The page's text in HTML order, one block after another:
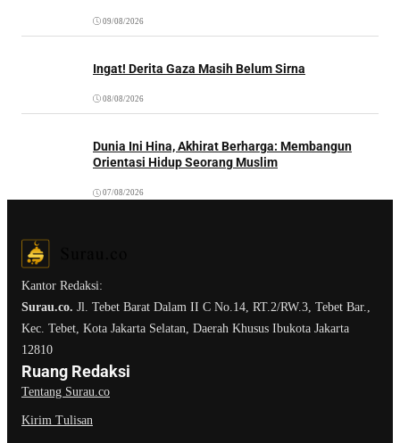
09/08/2026
Ingat! Derita Gaza Masih Belum Sirna
08/08/2026
Dunia Ini Hina, Akhirat Berharga: Membangun
Orientasi Hidup Seorang Muslim
07/08/2026
Kantor Redaksi:
Surau.co. Jl. Tebet Barat Dalam II C No.14, RT.2/RW.3, Tebet Bar.,
Kec. Tebet, Kota Jakarta Selatan, Daerah Khusus Ibukota Jakarta
12810
Ruang Redaksi
Tentang Surau.co
Kirim Tulisan